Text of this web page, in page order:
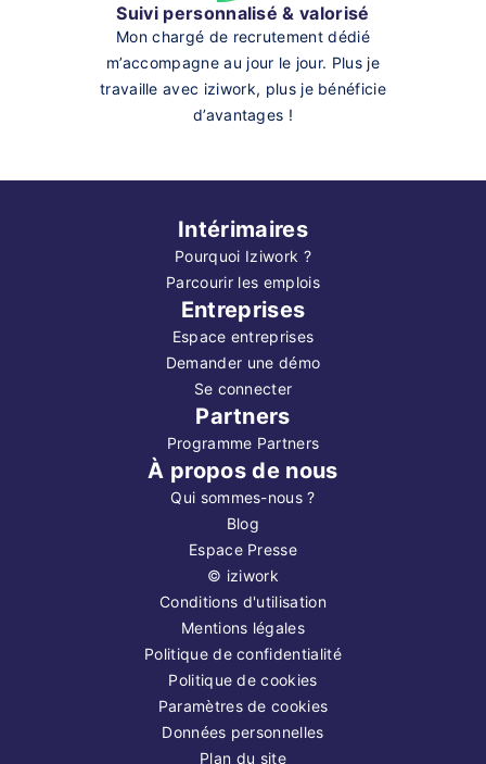
Suivi personnalisé & valorisé
Mon chargé de recrutement dédié
m’accompagne au jour le jour. Plus je
travaille avec iziwork, plus je bénéficie
d’avantages !
Intérimaires
Pourquoi Iziwork ?
Parcourir les emplois
Entreprises
Espace entreprises
Demander une démo
Se connecter
Partners
Programme Partners
À propos de nous
Qui sommes-nous ?
Blog
Espace Presse
© iziwork
Conditions d'utilisation
Mentions légales
Politique de confidentialité
Politique de cookies
Paramètres de cookies
Données personnelles
Plan du site